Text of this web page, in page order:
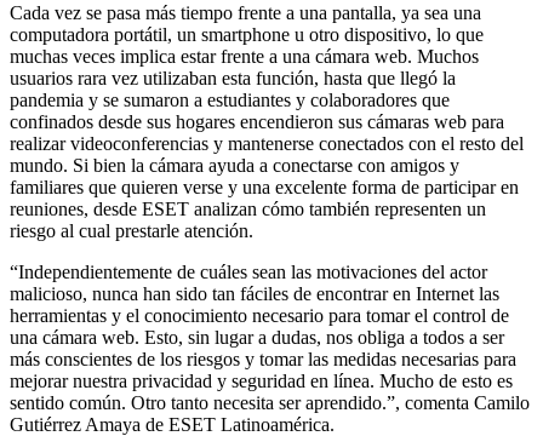
Cada vez se pasa más tiempo frente a una pantalla, ya sea una
computadora portátil, un smartphone u otro dispositivo, lo que
muchas veces implica estar frente a una cámara web. Muchos
usuarios rara vez utilizaban esta función, hasta que llegó la
pandemia y se sumaron a estudiantes y colaboradores que
confinados desde sus hogares encendieron sus cámaras web para
realizar videoconferencias y mantenerse conectados con el resto del
mundo. Si bien la cámara ayuda a conectarse con amigos y
familiares que quieren verse y una excelente forma de participar en
reuniones, desde ESET analizan cómo también representen un
riesgo al cual prestarle atención.
“Independientemente de cuáles sean las motivaciones del actor
malicioso, nunca han sido tan fáciles de encontrar en Internet las
herramientas y el conocimiento necesario para tomar el control de
una cámara web. Esto, sin lugar a dudas, nos obliga a todos a ser
más conscientes de los riesgos y tomar las medidas necesarias para
mejorar nuestra privacidad y seguridad en línea. Mucho de esto es
sentido común. Otro tanto necesita ser aprendido.”, comenta Camilo
Gutiérrez Amaya de ESET Latinoamérica.